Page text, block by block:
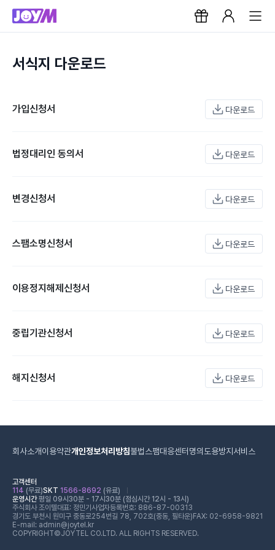
서식지 다운로드
가입신청서 다운로드
법정대리인 동의서 다운로드
변경신청서 다운로드
스팸소명신청서 다운로드
이용정지해제신청서 다운로드
중립기관신청서 다운로드
해지신청서 다운로드
회사소개이용약관개인정보처리방침불법스팸대응센터 명의도용방지서비스
고객센터
114 (무료)SKT 1566-8692 (유료)
운영시간평일 09시30분 - 17시30분 (점심시간 12시 - 13시)
주식회사 조이텔대표: 정민기 사업자등록번호: 886-87-00313
경기도 부천시 원미구 중동로254번길 78, 702호(중동, 필타운) FAX: 02-6958-9821
E-mail: admin@joytel.kr
COPYRIGHT©JOYTEL CO.LTD. ALL RIGHTS RESERVED.